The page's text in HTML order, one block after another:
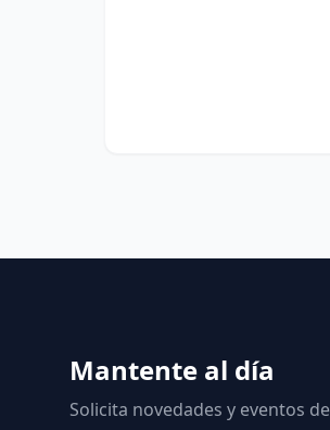
Mantente al día
Solicita novedades y eventos